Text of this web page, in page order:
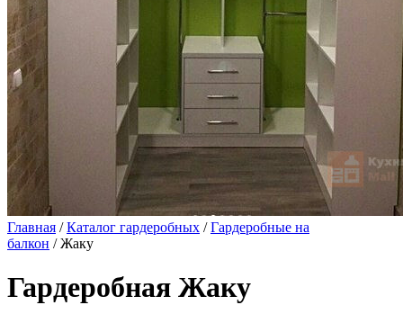
Главная /Каталог гардеробных /Гардеробные на
балкон / Жаку
Гардеробная Жаку